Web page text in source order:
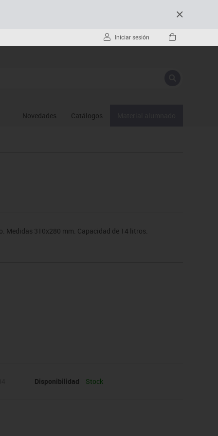
Iniciar sesión
Novedades Catálogos
Medidas 310x280 mm. Capacidad de 14 litros.
Disponibilidad Stock